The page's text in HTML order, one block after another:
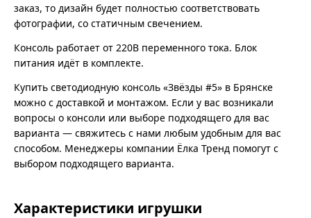
заказ, то дизайн будет полностью соответствовать
фотографии, со статичным свечением.
Консоль работает от 220В переменного тока. Блок
питания идёт в комплекте.
Купить светодиодную консоль «Звёзды #5» в Брянске
можно с доставкой и монтажом. Если у вас возникали
вопросы о консоли или выборе подходящего для вас
варианта — свяжитесь с нами любым удобным для вас
способом. Менеджеры компании Ёлка Тренд помогут с
выбором подходящего варианта.
Характеристики игрушки